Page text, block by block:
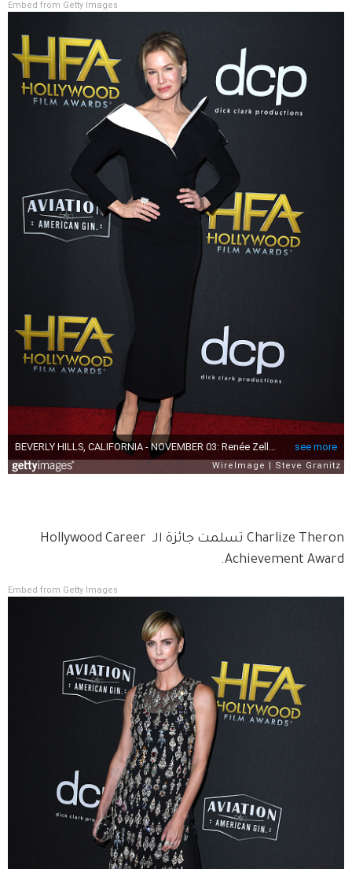
Embed from Getty Images
Charlize Theron تسلمت جائزة الـ Hollywood Career
Achievement Award.
Embed from Getty Images